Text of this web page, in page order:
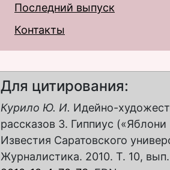
Последний выпуск
Контакты
Для цитирования:
Курило Ю. И. Идейно-
рассказов З. Гиппиус
Известия Саратовского
Журналистика. 2010. Т. 10,